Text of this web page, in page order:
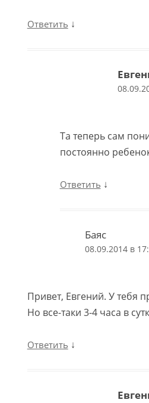
Ответить ↓
Та теперь сам
постоянно
Ответить ↓
Баяс
08.09.2014 в
Привет, Евгений. У тебя
Но все-таки 3-4 часа в
Ответить ↓